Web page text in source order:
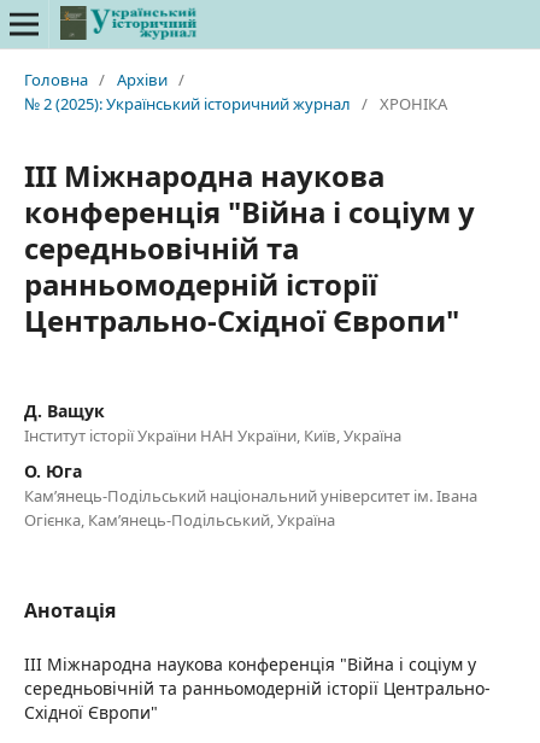
Головна / Архіви /
№ 2 (2025): Український історичний журнал / ХРОНІКА
III Міжнародна наукова
конференція "Війна і соціум у
середньовічній та
ранньомодерній історії
Центрально-Східної Європи"
Д. Ващук
Інститут історії України НАН України, Київ, Україна
О. Юга
Кам’янець-Подільський національний університет ім. Івана
Огієнка, Кам’янець-Подільський, Україна
Анотація
III Міжнародна наукова конференція "Війна і соціум у
середньовічній та ранньомодерній історії Центрально-
Східної Європи"